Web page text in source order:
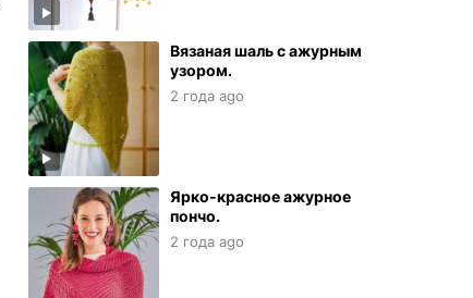
Вязаная шаль с ажурным
узором.
2 года ago
Ярко-красное ажурное
пончо.
2 года ago